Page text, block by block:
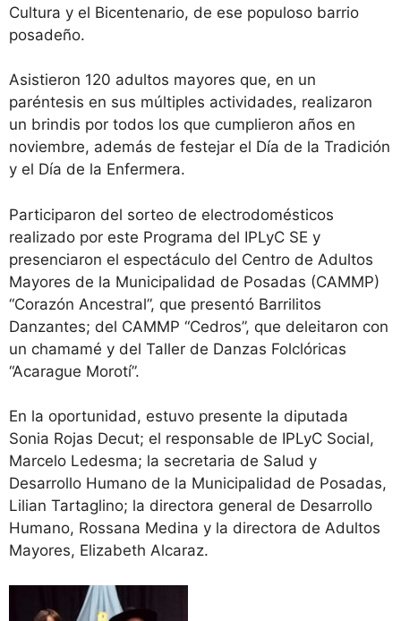
Cultura y el Bicentenario, de ese populoso barrio
posadeño.
Asistieron 120 adultos mayores que, en un
paréntesis en sus múltiples actividades, realizaron
un brindis por todos los que cumplieron años en
noviembre, además de festejar el Día de la Tradición
y el Día de la Enfermera.
Participaron del sorteo de electrodomésticos
realizado por este Programa del IPLyC SE y
presenciaron el espectáculo del Centro de Adultos
Mayores de la Municipalidad de Posadas (CAMMP)
“Corazón Ancestral”, que presentó Barrilitos
Danzantes; del CAMMP “Cedros”, que deleitaron con
un chamamé y del Taller de Danzas Folclóricas
“Acarague Morotí”.
En la oportunidad, estuvo presente la diputada
Sonia Rojas Decut; el responsable de IPLyC Social,
Marcelo Ledesma; la secretaria de Salud y
Desarrollo Humano de la Municipalidad de Posadas,
Lilian Tartaglino; la directora general de Desarrollo
Humano, Rossana Medina y la directora de Adultos
Mayores, Elizabeth Alcaraz.